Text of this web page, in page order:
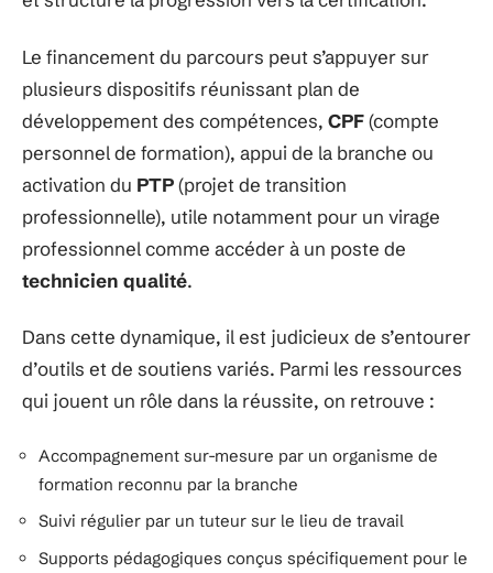
Le financement du parcours peut s’appuyer sur
plusieurs dispositifs réunissant plan de
développement des compétences, CPF(compte
personnel de formation), appui de la branche ou
activation du PTP(projet de transition
professionnelle), utile notamment pour un virage
professionnel comme accéder à un poste de
technicien qualité.
Dans cette dynamique, il est judicieux de s’entourer
d’outils et de soutiens variés. Parmi les ressources
qui jouent un rôle dans la réussite, on retrouve :
Accompagnement sur-mesure par un organisme de
formation reconnu par la branche
Suivi régulier par un tuteur sur le lieu de travail
Supports pédagogiques conçus spécifiquement pour le